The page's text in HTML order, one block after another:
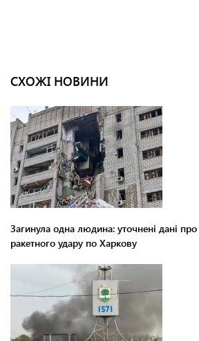
СХОЖІ НОВИНИ
Загинула одна людина: уточнені дані
ракетного удару по Харкову